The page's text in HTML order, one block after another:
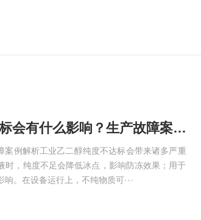
政和工业乙二醇纯度不达标会有什么影响？生产故障案例解析
例解析工业乙二醇纯度不达标会带来诸多严重
时，纯度不足会降低冰点，影响防冻效果；用于
。在设备运行上，不纯物质可···